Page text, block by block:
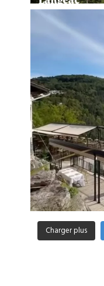
Charger plus